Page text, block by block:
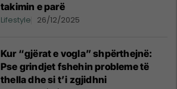
takimin e parë
Lifestyle 26/12/2025
Kur “gjërat e vogla” shpërthejnë:
Pse grindjet fshehin probleme të
thella dhe si t’i zgjidhni